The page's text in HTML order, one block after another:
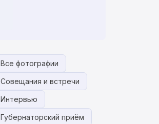
Все фотографии
Совещания и встречи
Интервью
Губернаторский приём